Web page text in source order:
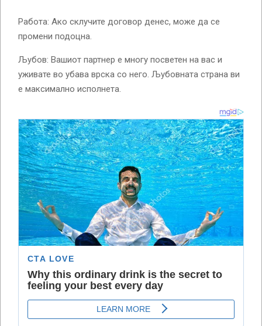
Работа: Ако склучите договор денес, може да се
промени подоцна.
Љубов: Вашиот партнер е многу посветен на вас и
уживате во убава врска со него. Љубовната страна ви
е максимално исполнета.